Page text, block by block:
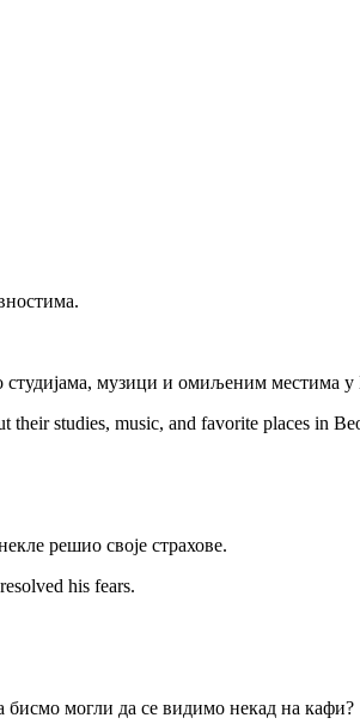
музици и омиљеним местима у
studies, music, and favorite places in
решио своје страхове.
his fears.
могли да се видимо некад на кафи?